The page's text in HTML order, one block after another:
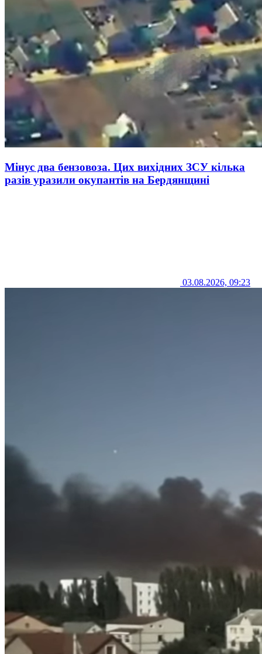
Мінус два бензовоза. Цих вихідних ЗСУ кілька
разів уразили окупантів на Бердянщині
03.08.2026, 09:23